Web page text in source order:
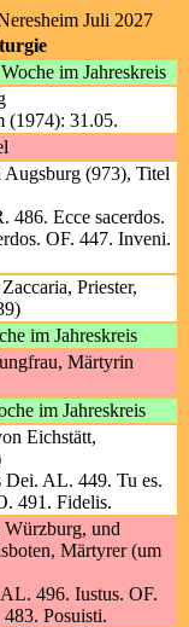
Juli 2027
im Jahreskreis
(1974): 31.05.
(973), Titel
486. Ecce sacerdos.
OF. 447. Inveni.
Priester,
im Jahreskreis
Märtyrin
im Jahreskreis
Eichstätt,
Dei. AL. 449. Tu es.
491. Fidelis.
und
Märtyrer (um
496. Iustus. OF.
Posuisti.